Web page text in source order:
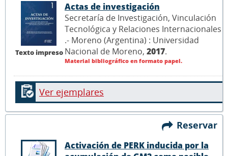
Texto impreso
Actas de investigación
Secretaría de Investigación, Vinculación
Tecnológica y Relaciones Internacionales
.- Moreno (Argentina) : Universidad
Nacional de Moreno, 2017.
Material bibliográfico en formato papel.
Ver ejemplares
Reservar
Activación de PERK inducida por la